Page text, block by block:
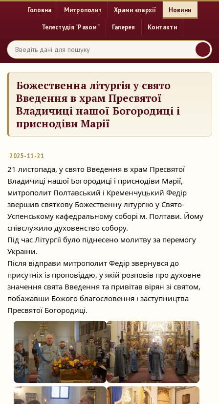
Головна Митрополит Храми єпархії Новини
Телестудія "Разом" Галерея Контакти
Божественна літургія у свято
Введення в храм Пресвятої
Владичиці нашої Богородиці і
приснодіви Марії
2025-11-21
21 листопада, у свято Введення в храм Пресвятої
Владичиці нашої Богородиці і приснодіви Марії,
митрополит Полтавський і Кременчуцький Федір
звершив святкову Божественну літургію у Свято-
Успенському кафедральному соборі м. Полтави. Йому
співслужило духовенство собору.
Під час Літургії було піднесено молитву за перемогу
України.
Після відправи митрополит Федір звернувся до
присутніх із проповіддю, у якій розповів про духовне
значення свята Введення та привітав вірян зі святом,
побажавши Божого благословення і заступництва
Пресвятої Богородиці.